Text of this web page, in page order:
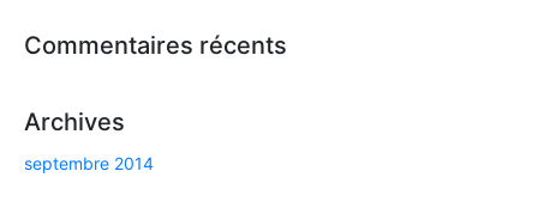
Commentaires récents
Archives
septembre 2014